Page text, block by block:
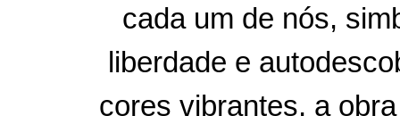
cada um de nós,
liberdade e
cores vibrantes, a